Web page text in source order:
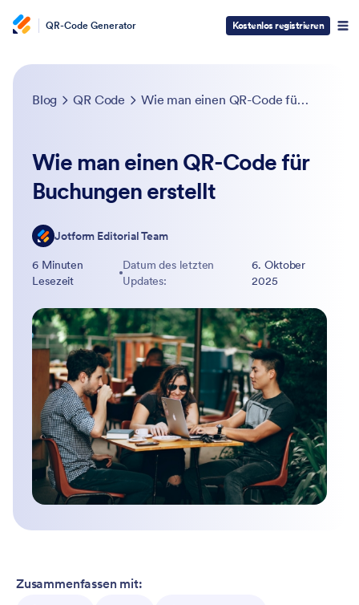
QR-Code Generator Kostenlos registrieren
Blog QR Code Wie man einen QR-Code für Buchungen erstellt
Wie man einen QR-Code für
Buchungen erstellt
Jotform Editorial Team
6 Minuten
Lesezeit
Datum des letzten
Updates:
6. Oktober
2025
Zusammenfassen mit: